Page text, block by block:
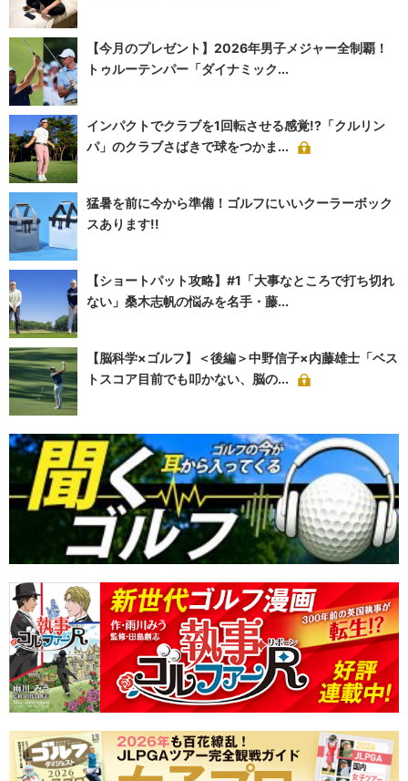
【今月のプレゼント】2026年男子メジャー全制覇！
トゥルーテンパー「ダイナミック...
インパクトでクラブを1回転させる感覚!?「クルリン
パ」のクラブさばきで球をつかま...
猛暑を前に今から準備！ゴルフにいいクーラーボック
スあります!!
【ショートパット攻略】#1「大事なところで打ち切れ
ない」桑木志帆の悩みを名手・藤...
【脳科学×ゴルフ】＜後編＞中野信子×内藤雄士「ベス
トスコア目前でも叩かない、脳の...